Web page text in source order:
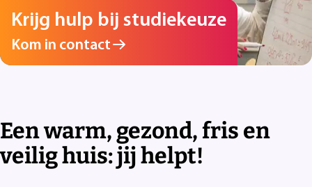
Een warm, gezond, fris en
veilig huis: jij helpt!
Krijg hulp bij studiekeuze
Kom in contact